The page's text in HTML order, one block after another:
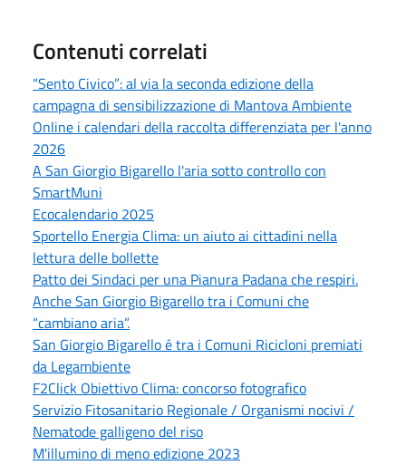
Contenuti correlati
“Sento Civico”: al via la seconda edizione della
campagna di sensibilizzazione di Mantova Ambiente
Online i calendari della raccolta differenziata per l'anno
2026
A San Giorgio Bigarello l'aria sotto controllo con
SmartMuni
Ecocalendario 2025
Sportello Energia Clima: un aiuto ai cittadini nella
lettura delle bollette
Patto dei Sindaci per una Pianura Padana che respiri.
Anche San Giorgio Bigarello tra i Comuni che
“cambiano aria”.
San Giorgio Bigarello é tra i Comuni Ricicloni premiati
da Legambiente
F2Click Obiettivo Clima: concorso fotografico
Servizio Fitosanitario Regionale / Organismi nocivi /
Nematode galligeno del riso
M'illumino di meno edizione 2023